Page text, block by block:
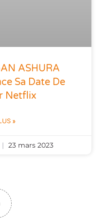
ASHURA
Sa Date De
Netflix
»
23 mars 2023